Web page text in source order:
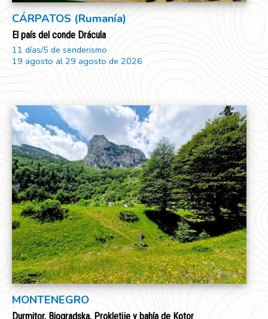
CÁRPATOS (Rumanía)
El país del conde Drácula
11 días/5 de senderismo
19 agosto al 29 agosto de 2026
MONTENEGRO
Durmitor, Biogradska, Prokletije y bahía de Kotor